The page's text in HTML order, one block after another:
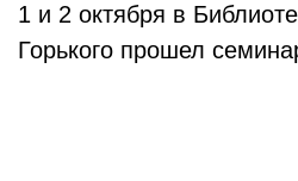
1 и 2 октября в
Горького прошел